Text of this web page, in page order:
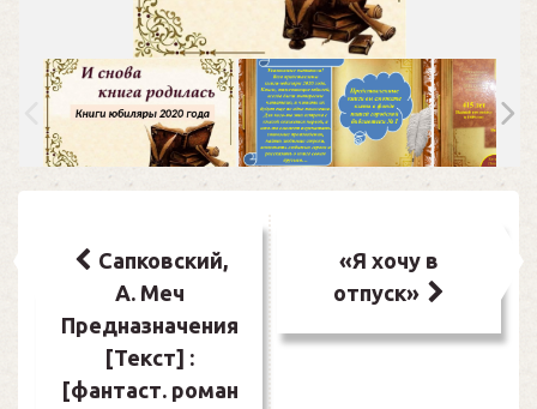
записям
Сапковский,
А. Меч
Предназначения
[Текст] :
[фантаст. роман
«Я хочу в
отпуск»